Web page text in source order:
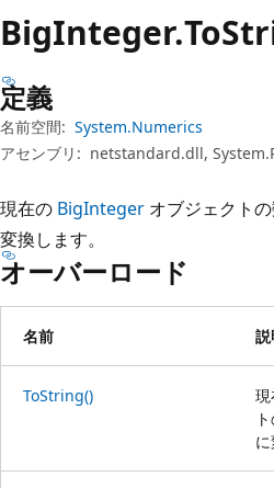
ッ
プ
BigInteger.To
定義
名前空間: System.Numerics
アセンブリ: netstandard.dll,
現在の BigInteger オブジェクト
変換します。
オーバーロード
名前
ToString()
に